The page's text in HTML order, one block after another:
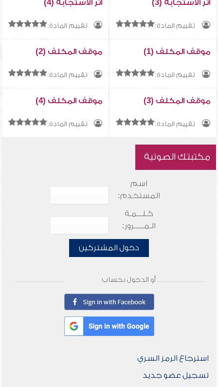
أثر الاستجابة (3)
تقييم المادة:
أثر الاستجابة (4)
تقييم المادة:
موقف المكلف (1)
تقييم المادة:
موقف المكلف (2)
تقييم المادة:
موقف المكلف (3)
تقييم المادة:
موقف المكلف (4)
تقييم المادة:
مكتبتك الصوتية
اسم
المستخدم:
كـلـــمـة
الـمـــــرور:
دخول المشتركين
أو الدخول بحساب
استرجاع الرمز السري
تسجيل عضو جديد